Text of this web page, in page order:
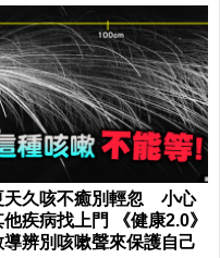
天久咳不癒別輕忽 小心
他疾病找上門 《健康2.0》
導辨別咳嗽聲來保護自己